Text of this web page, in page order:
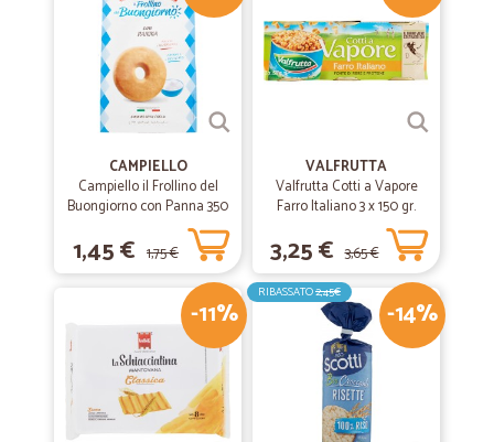
CAMPIELLO
Campiello il Frollino del
Buongiorno con Panna 350
1,45 € 1,75 €
VALFRUTTA
Valfrutta Cotti a Vapore
Farro Italiano 3 x 150 gr.
3,25 € 3,65 €
-11% -14%
RIBASSATO2,45€